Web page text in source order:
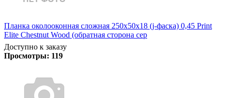
Планка околооконная сложная 250х50х18 (j-фаска) 0,45 Print
Elite Chestnut Wood (обратная сторона сер
Доступно к заказу
Просмотры: 119